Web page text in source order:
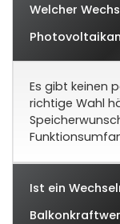
Welcher
Es gibt keinen
richtige Wahl
Ist ein